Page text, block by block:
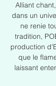
Alliant
dans un
ne renie
tradition,
production
que le
laissant